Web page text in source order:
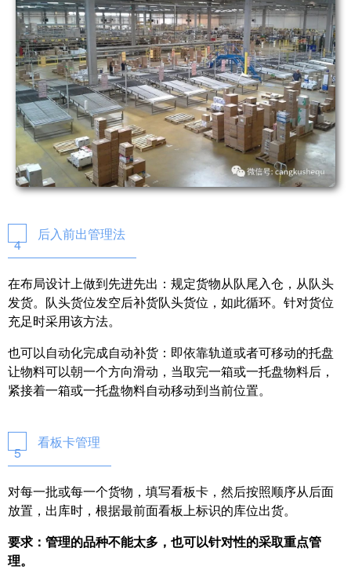
4
后入前出管理法
在布局设计上做到先进先出：规定货物从队尾入仓，从队头
发货。队头货位发空后补货队头货位，如此循环。针对货位
充足时采用该方法。
也可以自动化完成自动补货：即依靠轨道或者可移动的托盘
让物料可以朝一个方向滑动，当取完一箱或一托盘物料后，
紧接着一箱或一托盘物料自动移动到当前位置。
5
看板卡管理
对每一批或每一个货物，填写看板卡，然后按照顺序从后面
放置，出库时，根据最前面看板上标识的库位出货。
要求：管理的品种不能太多，也可以针对性的采取重点管
理。